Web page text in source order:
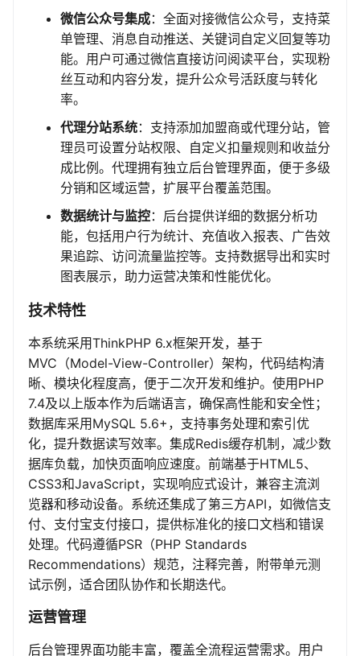
微信公众号集成：全面对接微信公众号，支持菜
单管理、消息自动推送、关键词自定义回复等功
能。用户可通过微信直接访问阅读平台，实现粉
丝互动和内容分发，提升公众号活跃度与转化
率。
代理分站系统：支持添加加盟商或代理分站，管
理员可设置分站权限、自定义扣量规则和收益分
成比例。代理拥有独立后台管理界面，便于多级
分销和区域运营，扩展平台覆盖范围。
数据统计与监控：后台提供详细的数据分析功
能，包括用户行为统计、充值收入报表、广告效
果追踪、访问流量监控等。支持数据导出和实时
图表展示，助力运营决策和性能优化。
技术特性
本系统采用ThinkPHP 6.x框架开发，基于
MVC（Model-View-Controller）架构，代码结构清
晰、模块化程度高，便于二次开发和维护。使用PHP
7.4及以上版本作为后端语言，确保高性能和安全性；
数据库采用MySQL 5.6+，支持事务处理和索引优
化，提升数据读写效率。集成Redis缓存机制，减少数
据库负载，加快页面响应速度。前端基于HTML5、
CSS3和JavaScript，实现响应式设计，兼容主流浏
览器和移动设备。系统还集成了第三方API，如微信支
付、支付宝支付接口，提供标准化的接口文档和错误
处理。代码遵循PSR（PHP Standards
Recommendations）规范，注释完善，附带单元测
试示例，适合团队协作和长期迭代。
运营管理
后台管理界面功能丰富，覆盖全流程运营需求。用户